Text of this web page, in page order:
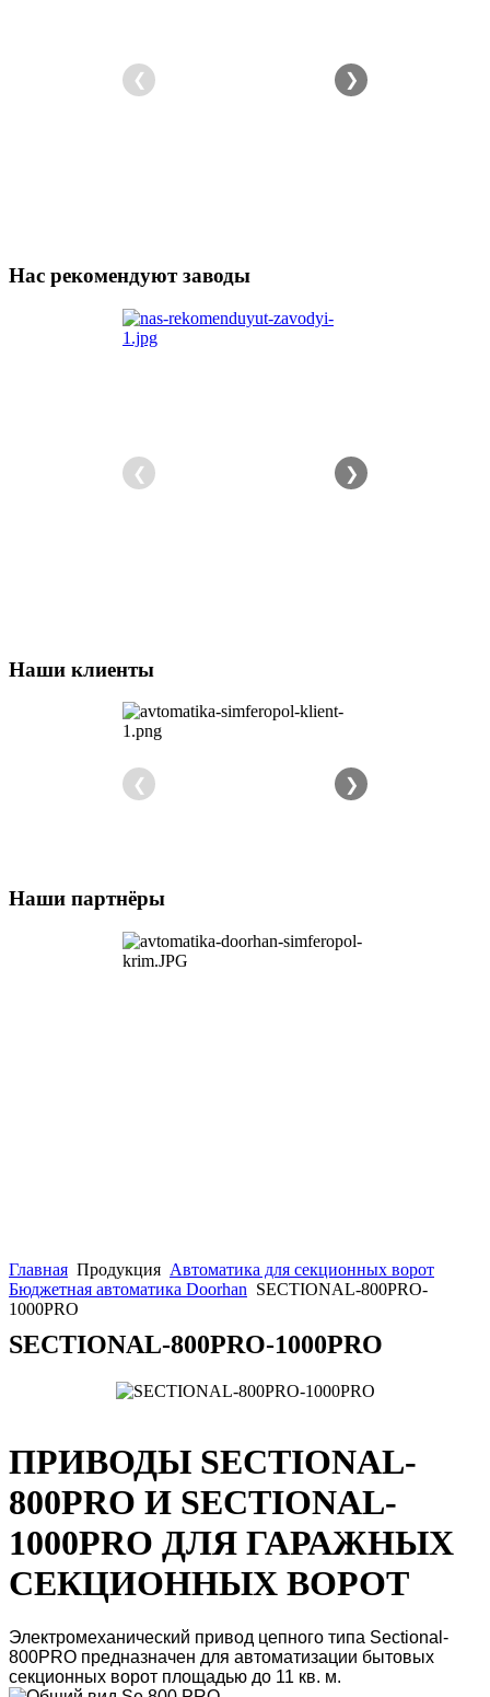
❮ ❯
Нас рекомендуют заводы
❮ ❯
Наши клиенты
❮ ❯
Наши партнёры
Главная Продукция Автоматика для секционных ворот
Бюджетная автоматика Doorhan SECTIONAL-800PRO-
1000PRO
SECTIONAL-800PRO-1000PRO
ПРИВОДЫ SECTIONAL-
800PRO И SECTIONAL-
1000PRO ДЛЯ ГАРАЖНЫХ
СЕКЦИОННЫХ ВОРОТ
Электромеханический привод цепного типа Sectional-
800PRO предназначен для автоматизации бытовых
секционных ворот площадью до 11 кв. м.